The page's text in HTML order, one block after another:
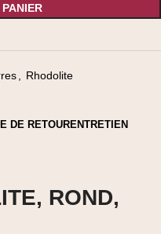
Rhodolite
DE RETOURENTRETIEN
ROND,